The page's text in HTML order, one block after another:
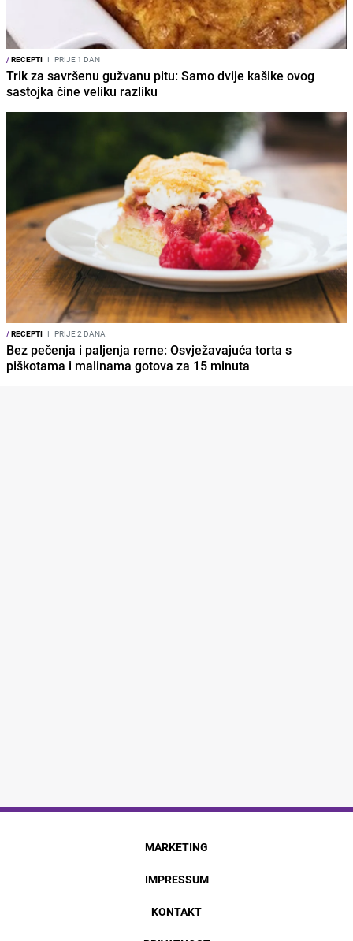
/RECEPTI I PRIJE 1 DAN
Trik za savršenu gužvanu pitu: Samo dvije kašike ovog
sastojka čine veliku razliku
/RECEPTI I PRIJE 2 DANA
Bez pečenja i paljenja rerne: Osvježavajuća torta s
piškotama i malinama gotova za 15 minuta
MARKETING
IMPRESSUM
KONTAKT